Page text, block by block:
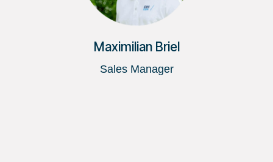
Maximilian Briel
Sales Manager